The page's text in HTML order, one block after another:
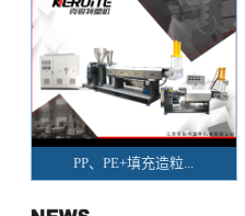
PP、PE+填充造粒...